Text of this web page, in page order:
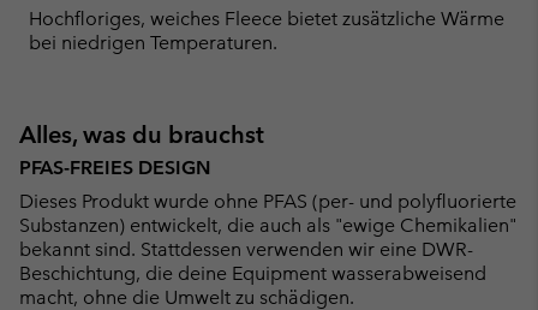
Hochfloriges, weiches Fleece bietet zusätzliche Wärme
bei niedrigen Temperaturen.
Alles, was du brauchst
PFAS-FREIES DESIGN
Dieses Produkt wurde ohne PFAS (per- und polyfluorierte
Substanzen) entwickelt, die auch als "ewige Chemikalien"
bekannt sind. Stattdessen verwenden wir eine DWR-
Beschichtung, die deine Equipment wasserabweisend
macht, ohne die Umwelt zu schädigen.